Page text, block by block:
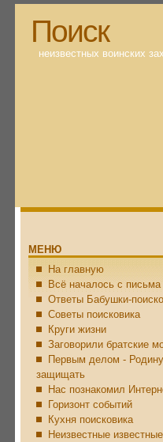
Поиск
неизвестных воинских
МЕНЮ
На главную
Всё началось с письма
Ответы Бабушки-
Советы поисковика
Круги жизни
Заговорили братские
Первым делом - Родину
защищать
Нас познакомил
Горизонт событий
Кухня поисковика
Неизвестные известные